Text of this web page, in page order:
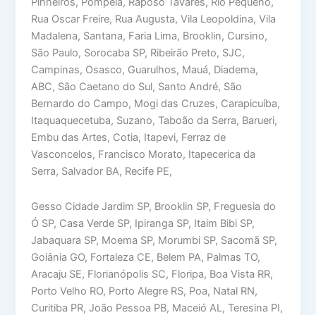
Rua Oscar Freire, Rua Augusta, Vila Leopoldina, Vila
Madalena, Santana, Faria Lima, Brooklin, Cursino,
São Paulo, Sorocaba SP, Ribeirão Preto, SJC,
Campinas, Osasco, Guarulhos, Mauá, Diadema,
ABC, São Caetano do Sul, Santo André, São
Bernardo do Campo, Mogi das Cruzes, Carapicuíba,
Itaquaquecetuba, Suzano, Taboão da Serra, Barueri,
Embu das Artes, Cotia, Itapevi, Ferraz de
Vasconcelos, Francisco Morato, Itapecerica da
Serra, Salvador BA, Recife PE,
Gesso Cidade Jardim SP, Brooklin SP, Freguesia do
Ó SP, Casa Verde SP, Ipiranga SP, Itaim Bibi SP,
Jabaquara SP, Moema SP, Morumbi SP, Sacomã SP,
Goiânia GO, Fortaleza CE, Belem PA, Palmas TO,
Aracaju SE, Florianópolis SC, Floripa, Boa Vista RR,
Porto Velho RO, Porto Alegre RS, Poa, Natal RN,
Curitiba PR, João Pessoa PB, Maceió AL, Teresina PI,